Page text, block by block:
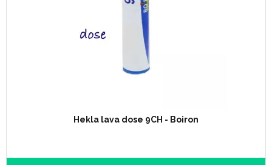
Hekla lava dose 9CH - Boiron